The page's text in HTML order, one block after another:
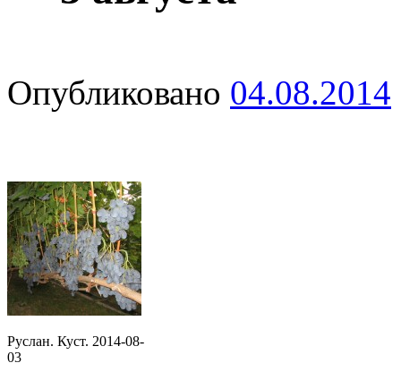
Опубликовано 04.08.2014
Руслан. Куст. 2014-08-
03